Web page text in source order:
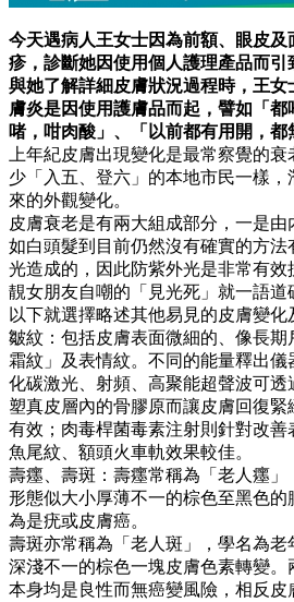
今天遇病人王女士因為前額、眼皮
疹，診斷她因使用個人護理產品而
與她了解詳細皮膚狀況過程時，王
膚炎是因使用護膚品而起，譬如「
啫，咁肉酸」、「以前都有用開，
上年紀皮膚出現變化是最常察覺的
少「入五、登六」的本地市民一樣
來的外觀變化。
皮膚衰老是有兩大組成部分，一是由
如白頭髮到目前仍然沒有確實的方
光造成的，因此防紫外光是非常有
靚女朋友自嘲的「見光死」就一語道
以下就選擇略述其他易見的皮膚變化
皺紋：包括皮膚表面微細的、像長
霜紋」及表情紋。不同的能量釋出
化碳激光、射頻、高聚能超聲波可
塑真皮層內的骨膠原而讓皮膚回復
有效；肉毒桿菌毒素注射則針對改善
魚尾紋、額頭火車軌效果較佳。
壽癦、壽斑：壽癦常稱為「老人癦」
形態似大小厚薄不一的棕色至黑色的
為是疣或皮膚癌。
壽斑亦常稱為「老人斑」，學名為
深淺不一的棕色一塊皮膚色素轉變。
本身均是良性而無癌變風險，相反